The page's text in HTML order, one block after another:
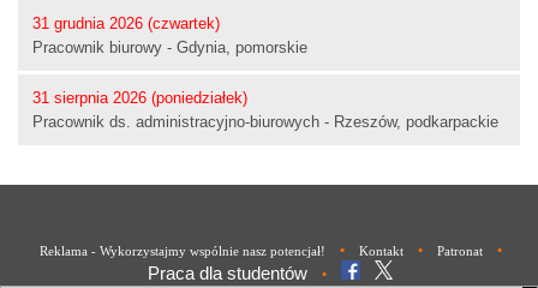
31 grudnia 2026 (czwartek)
Pracownik biurowy - Gdynia, pomorskie
31 sierpnia 2026 (poniedziałek)
Pracownik ds. administracyjno-biurowych - Rzeszów, podkarpackie
Reklama - Wykorzystajmy wspólnie nasz potencjał! • Kontakt • Patronat •
Praca dla studentów •